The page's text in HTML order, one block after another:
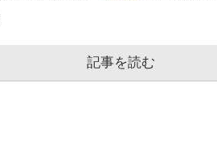
記事を読む